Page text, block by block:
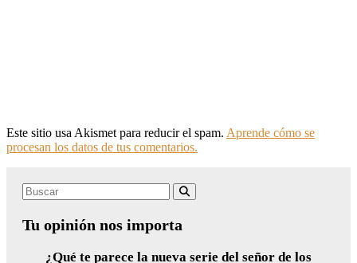
Este sitio usa Akismet para reducir el spam. Aprende cómo se
procesan los datos de tus comentarios.
Search
Tu opinión nos importa
¿Qué te parece la nueva serie del señor de los